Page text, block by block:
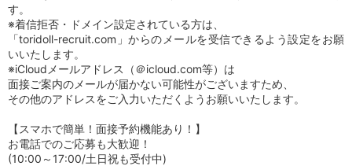
す。
※着信拒否・ドメイン設定されている方は、
「toridoll-recruit.com」からのメールを受信できるよう設定をお願
いいたします。
※iCloudメールアドレス（＠icloud.com等）は
面接ご案内のメールが届かない可能性がございますため、
その他のアドレスをご入力いただくようお願いいたします。
【スマホで簡単！面接予約機能あり！】
お電話でのご応募も大歓迎！
(10:00～17:00/土日祝も受付中)